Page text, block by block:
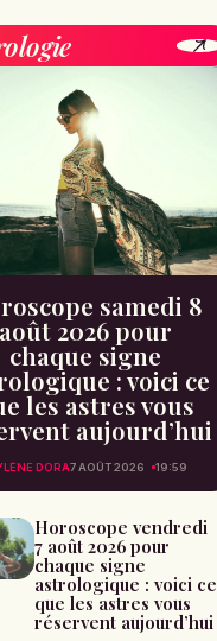
samedi 8
août 2026 pour
chaque signe
: voici ce
les astres vous
aujourd’hui
DORA7 AOÛT 2026 19:59
Horoscope vendredi
7 août 2026 pour
chaque signe
astrologique : voici ce
que les astres vous
réservent aujourd’hui